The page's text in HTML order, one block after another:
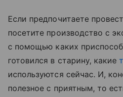
Если предпочитаете
посетите производство с
с помощью каких
готовился в старину, какие
используются сейчас. И,
полезное с приятным, то